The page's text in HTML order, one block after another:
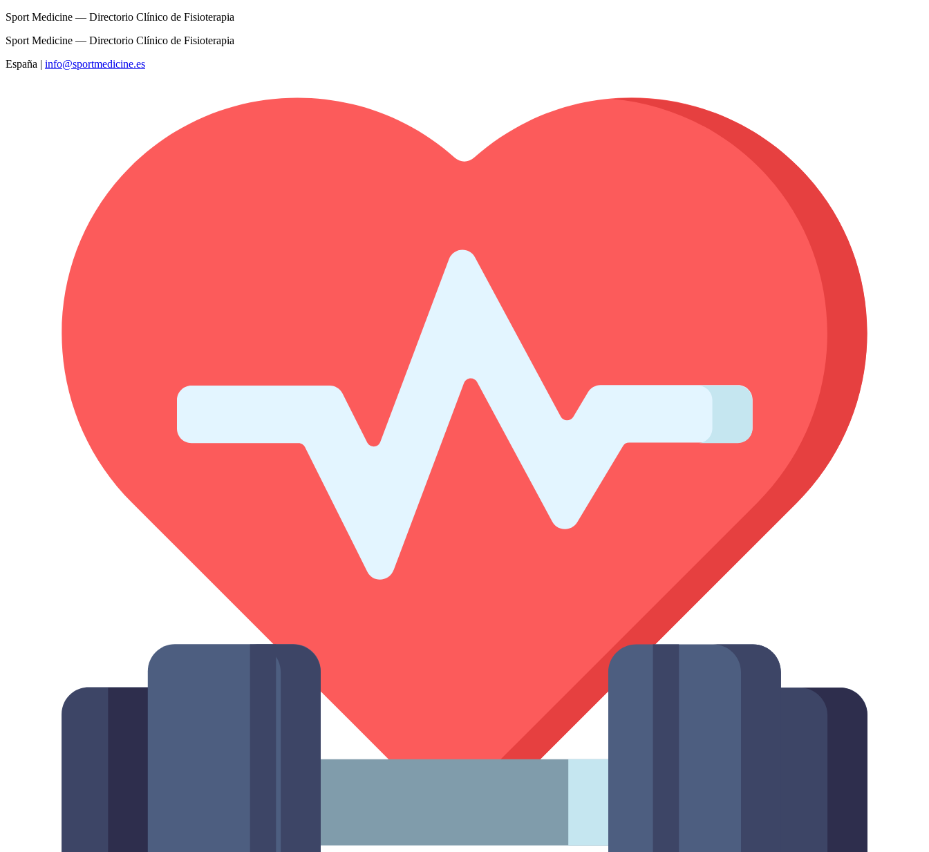
Sport Medicine — Directorio Clínico de Fisioterapia
Sport Medicine — Directorio Clínico de Fisioterapia
España | info@sportmedicine.es